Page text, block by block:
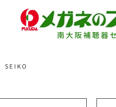
南大阪補聴器
SEIKO